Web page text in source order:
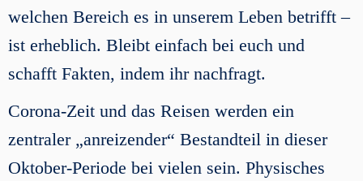
welchen Bereich es in unserem Leben betrifft –
ist erheblich. Bleibt einfach bei euch und
schafft Fakten, indem ihr nachfragt.
Corona-Zeit und das Reisen werden ein
zentraler „anreizender“ Bestandteil in dieser
Oktober-Periode bei vielen sein. Physisches